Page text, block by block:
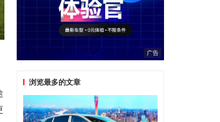
广告
浏览最多的文章